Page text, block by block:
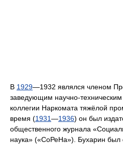
В 1929—1932 являлся членом
заведующим научно-
коллегии Наркомата тяжёлой
время (1931—1936) он был
общественного журнала
наука» («СоРеНа»). Бухарин был